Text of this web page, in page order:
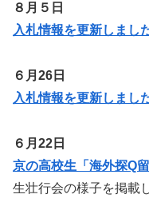
８月５日
入札情報を更新しまし
６月26日
入札情報を更新しまし
６月22日
京の高校生「海外探Q
生壮行会の様子を掲載